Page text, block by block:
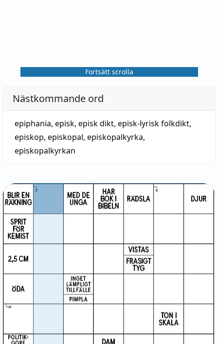
Fortsätt scrolla
Nästkommande ord
epiphania, episk, episk dikt, episk-lyrisk folkdikt,
episkop, episkopal, episkopalkyrka,
episkopalkyrkan